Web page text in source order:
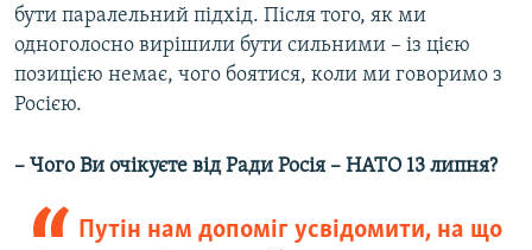
бути паралельний підхід. Після того, як ми
одноголосно вирішили бути сильними – із цією
позицією немає, чого боятися, коли ми говоримо з
Росією.
– Чого Ви очікуєте від Ради Росія – НАТО 13 липня?
Путін нам допоміг усвідомити, на що